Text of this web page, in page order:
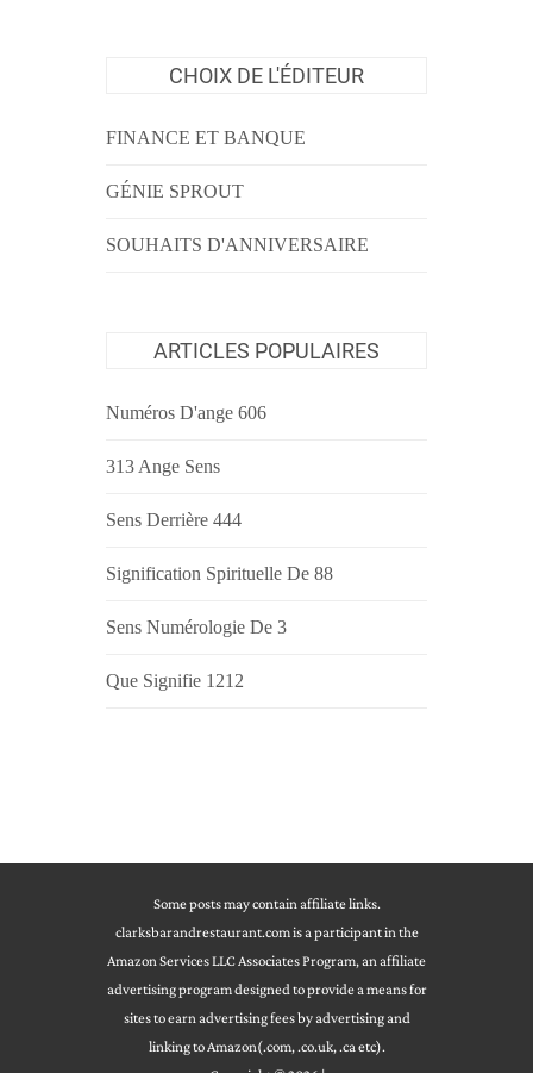
CHOIX DE L'ÉDITEUR
FINANCE ET BANQUE
GÉNIE SPROUT
SOUHAITS D'ANNIVERSAIRE
ARTICLES POPULAIRES
Numéros D'ange 606
313 Ange Sens
Sens Derrière 444
Signification Spirituelle De 88
Sens Numérologie De 3
Que Signifie 1212
Some posts may contain affiliate links.
clarksbarandrestaurant.com is a participant in the
Amazon Services LLC Associates Program, an affiliate
advertising program designed to provide a means for
sites to earn advertising fees by advertising and
linking to Amazon(.com, .co.uk, .ca etc).